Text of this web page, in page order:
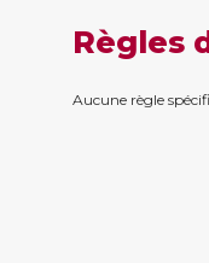
Règles
Aucune règle